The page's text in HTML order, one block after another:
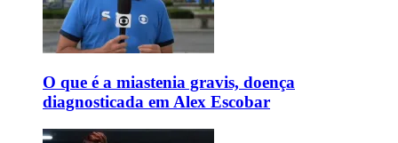
O que é a miastenia gravis, doença
diagnosticada em Alex Escobar